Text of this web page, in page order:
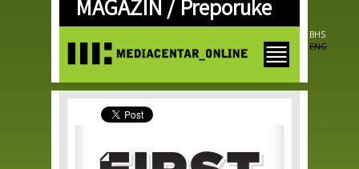
Skip to
main
MAGAZIN /Preporuke
BHS
ENG